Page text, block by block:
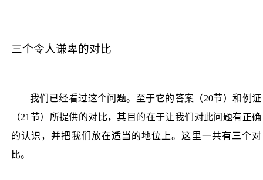
三个令人谦卑的对比
我们已经看过这个问题。至于它的答案（20节）和例证
（21 节）所提供的对比，其目的在于让我们对此问题有正确
的认识，并把我们放在适当的地位上。这里一共有三个对
比。